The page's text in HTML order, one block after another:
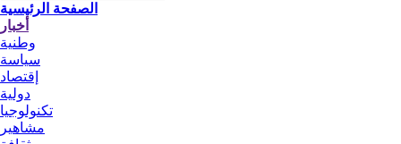
الصفحة الرئيسية
أخبار
وطنية
سياسة
إقتصاد
دولية
تكنولوجيا
مشاهير